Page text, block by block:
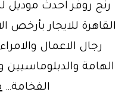
رنج روفر احدث موديل
القاهرة للايجار بأرخص
رجال الاعمال
الهامة والدبلوماسيين
الفخامة…